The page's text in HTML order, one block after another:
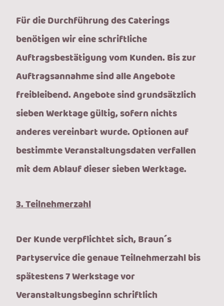
Für die Durchführung des Caterings
benötigen wir eine schriftliche
Auftragsbestätigung vom Kunden. Bis zur
Auftragsannahme sind alle Angebote
freibleibend. Angebote sind grundsätzlich
sieben Werktage gültig, sofern nichts
anderes vereinbart wurde. Optionen auf
bestimmte Veranstaltungsdaten verfallen
mit dem Ablauf dieser sieben Werktage.
3. Teilnehmerzahl
Der Kunde verpflichtet sich, Braun´s
Partyservice die genaue Teilnehmerzahl bis
spätestens 7 Werkstage vor
Veranstaltungsbeginn schriftlich